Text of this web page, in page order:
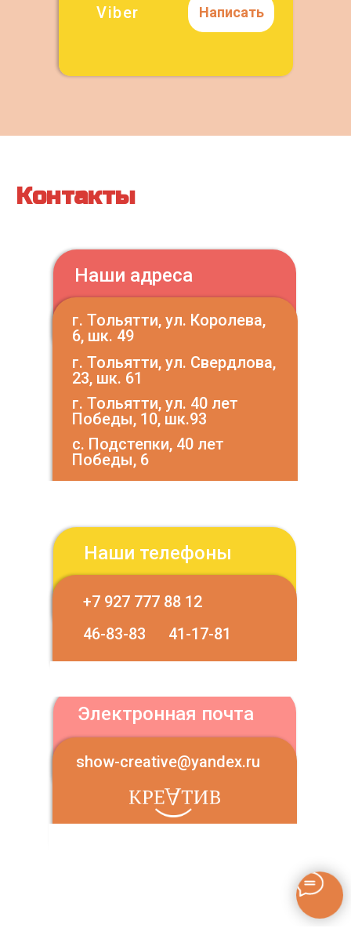
Написать
Viber
Контакты
Наши адреса
Наши телефоны
г. Тольятти, ул. 40 лет
Победы, 10, шк.93
г. Тольятти, ул. Свердлова,
23, шк. 61
Электронная почта
г. Тольятти, ул. Королева,
6, шк. 49
+7 927 777 88 12
show-creative@yandex.ru
с. Подстепки, 40 лет
Победы, 6
41-17-81
46-83-83